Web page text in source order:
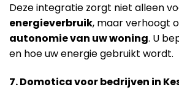
Deze integratie zorgt niet alleen
energieverbruik, maar verhoogt
autonomie van uw woning. U
en hoe uw energie gebruikt wordt.
7. Domotica voor bedrijven in